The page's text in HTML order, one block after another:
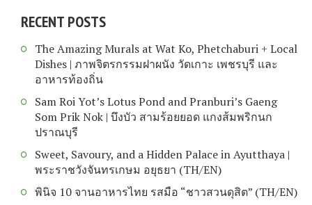
RECENT POSTS
The Amazing Murals at Wat Ko, Phetchaburi + Local
Dishes | ภาพจิตรกรรมฝาผนัง วัดเกาะ เพชรบุรี และ
อาหารท้องถิ่น
Sam Roi Yot’s Lotus Pond and Pranburi’s Gaeng
Som Prik Nok | บึงบัว สามร้อยยอด แกงส้มพริกนก
ปราณบุรี
Sweet, Savoury, and a Hidden Palace in Ayutthaya |
พระราชวังจันทรเกษม อยุธยา (TH/EN)
พินิจ 10 จานอาหารไทย รสมือ “ชาวสวนดุสิต” (TH/EN)